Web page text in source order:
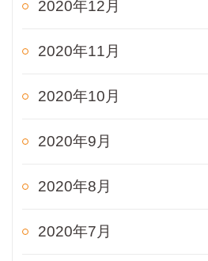
2020年12月
2020年11月
2020年10月
2020年9月
2020年8月
2020年7月